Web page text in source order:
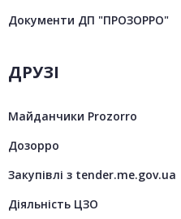
Документи ДП "ПРОЗОРРО"
ДРУЗІ
Майданчики Prozorro
Дозорро
Закупівлі з tender.me.gov.ua
Діяльність ЦЗО